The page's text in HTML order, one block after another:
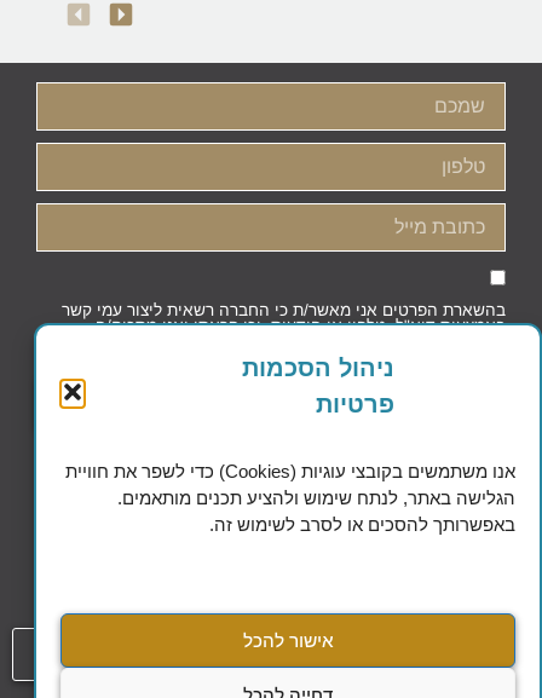
ניהול הסכמות
פרטיות
אנו משתמשים בקובצי עוגיות (Cookies) כדי לשפר את חוויית
הגלישה באתר, לנתח שימוש ולהציע תכנים מותאמים.
באפשרותך להסכים או לסרב לשימוש זה.
אישור להכל
בהשארת הפרטים אני מאשר/ת כי החברה רשאית ליצור עמי קשר
באמצעות דוא"ל, טלפון או הודעות, וכי קראתי ואני מסכים/ה
054-808-1508